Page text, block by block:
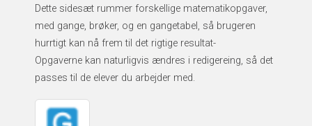
Dette sidesæt rummer forskellige matematikopgaver,
med gange, brøker, og en gangetabel, så brugeren
hurrtigt kan nå frem til det rigtige resultat-
Opgaverne kan naturligvis ændres i redigereing, så det
passes til de elever du arbejder med.